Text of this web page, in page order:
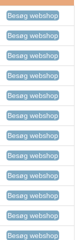
Besøg webshop
Besøg webshop
Besøg webshop
Besøg webshop
Besøg webshop
Besøg webshop
Besøg webshop
Besøg webshop
Besøg webshop
Besøg webshop
Besøg webshop
Besøg webshop